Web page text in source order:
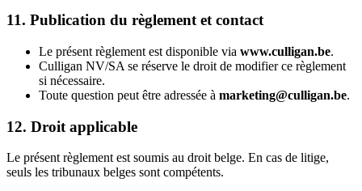
11. Publication du règlement et contact
Le présent règlement est disponible via www.culligan.be.
Culligan NV/SA se réserve le droit de modifier ce règlement
si nécessaire.
Toute question peut être adressée à marketing@culligan.be.
12. Droit applicable
Le présent règlement est soumis au droit belge. En cas de litige,
seuls les tribunaux belges sont compétents.